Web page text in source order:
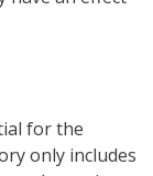
for the
only includes